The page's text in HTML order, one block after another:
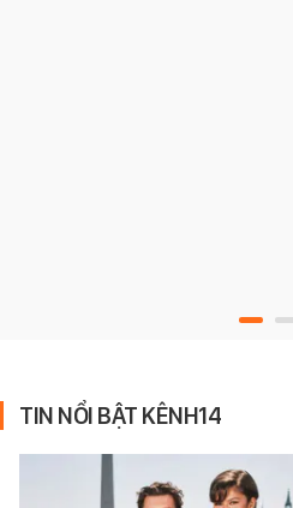
TIN NỔI BẬT KÊNH14